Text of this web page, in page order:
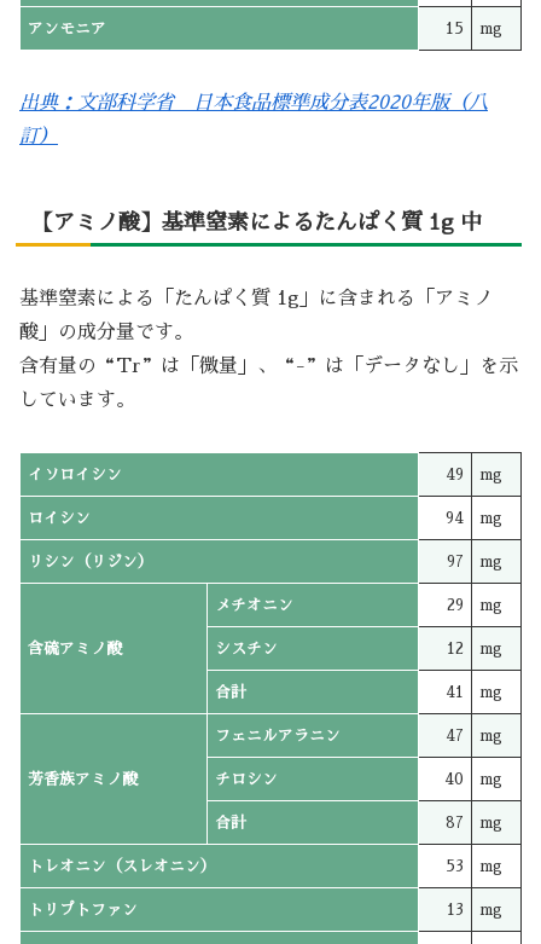
アンモニア 15 mg
出典：文部科学省 日本食品標準成分表2020年版（八
訂）
【アミノ酸】基準窒素によるたんぱく質 1g 中
基準窒素による「たんぱく質 1g」に含まれる「アミノ
酸」の成分量です。
含有量の“Tr”は「微量」、“-”は「データなし」を示
しています。
イソロイシン 49 mg
ロイシン 94 mg
リシン（リジン） 97 mg
含硫アミノ酸
メチオニン 29 mg
シスチン 12 mg
合計 41 mg
芳香族アミノ酸
フェニルアラニン 47 mg
チロシン 40 mg
合計 87 mg
トレオニン（スレオニン） 53 mg
トリプトファン 13 mg